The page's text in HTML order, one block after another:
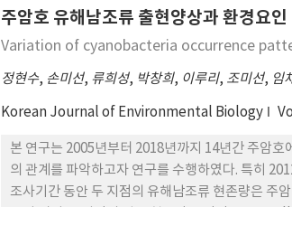
the exhaust pipe pressure exhibited
of this study. In the future, we intend to
method to supplement reliability by using
주암호 유해남조류 출현양상과 환경요인
Variation of cyanobacteria occurrence
정현수, 손미선, 류희성, 박창희, 이루리, 조미선, 임
Korean Journal of Environmental Biology
본 연구는 2005년부터 2018년까지 14년간 주암
의 관계를 파악하고자 연구를 수행하였다. 특히
조사기간 동안 두 지점의 유해남조류 현존량은
cells mL-1)에 비해 약 60배, 30배의 큰 세포수 차